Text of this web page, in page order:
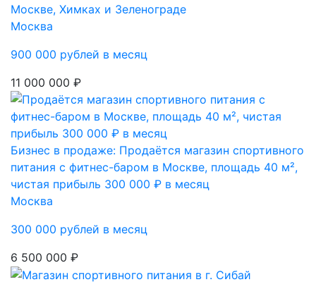
Москве, Химках и Зеленограде
Москва
900 000 рублей в месяц
11 000 000 ₽
Бизнес в продаже: Продаётся магазин спортивного
питания с фитнес-баром в Москве, площадь 40 м²,
чистая прибыль 300 000 ₽ в месяц
Москва
300 000 рублей в месяц
6 500 000 ₽